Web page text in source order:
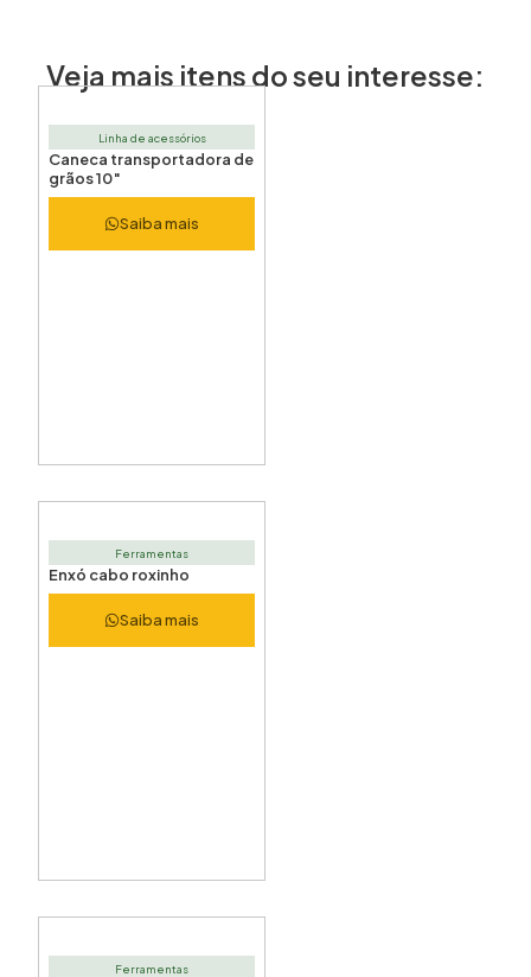
Veja mais itens do seu interesse:
Linha de acessórios
Caneca transportadora de
grãos 10″
Saiba mais
Ferramentas
Enxó cabo roxinho
Saiba mais
Ferramentas